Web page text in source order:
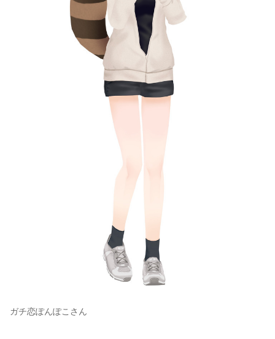
ガチ恋ぽんぽこさん